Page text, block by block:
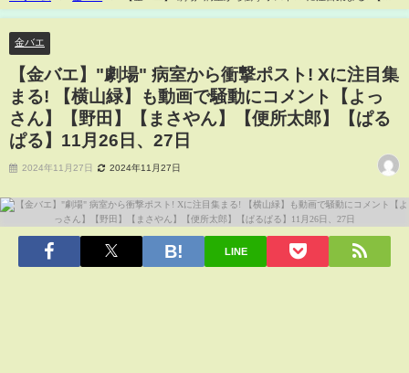
山緑】も動画で騒動にコメント【よっさん】【野田】【まさやん】【便所太郎】【ぱ
金バエ
【金バエ】"劇場" 病室から衝撃ポスト! Xに注目集
まる! 【横山緑】も動画で騒動にコメント【よっ
さん】【野田】【まさやん】【便所太郎】【ぱる
ぱる】11月26日、27日
2024年11月27日 2024年11月27日
LINE